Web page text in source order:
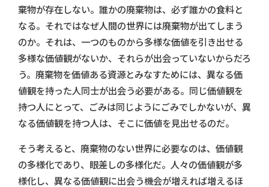
棄物が存在しない。誰かの廃棄物は、必ず誰かの食料と
なる。それではなぜ人間の世界には廃棄物が出てしまう
のか。それは、一つのものから多様な価値を引き出せる
多様な価値観がないか、それらが出会っていないからだろ
う。廃棄物を価値ある資源とみなすためには、異なる価
値観を持った人同士が出会う必要がある。同じ価値観を
持つ人にとって、ごみは同じようにごみでしかないが、異
なる価値観を持つ人は、そこに価値を見出せるのだ。
そう考えると、廃棄物のない世界に必要なのは、価値観
の多様化であり、眼差しの多様化だ。人々の価値観が多
様化し、異なる価値観に出会う機会が増えれば増えるほ